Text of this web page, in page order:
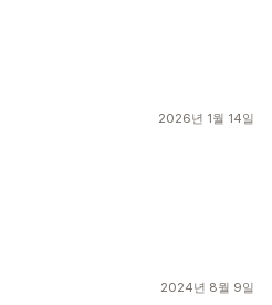
2026년 1월 14일
2024년 8월 9일